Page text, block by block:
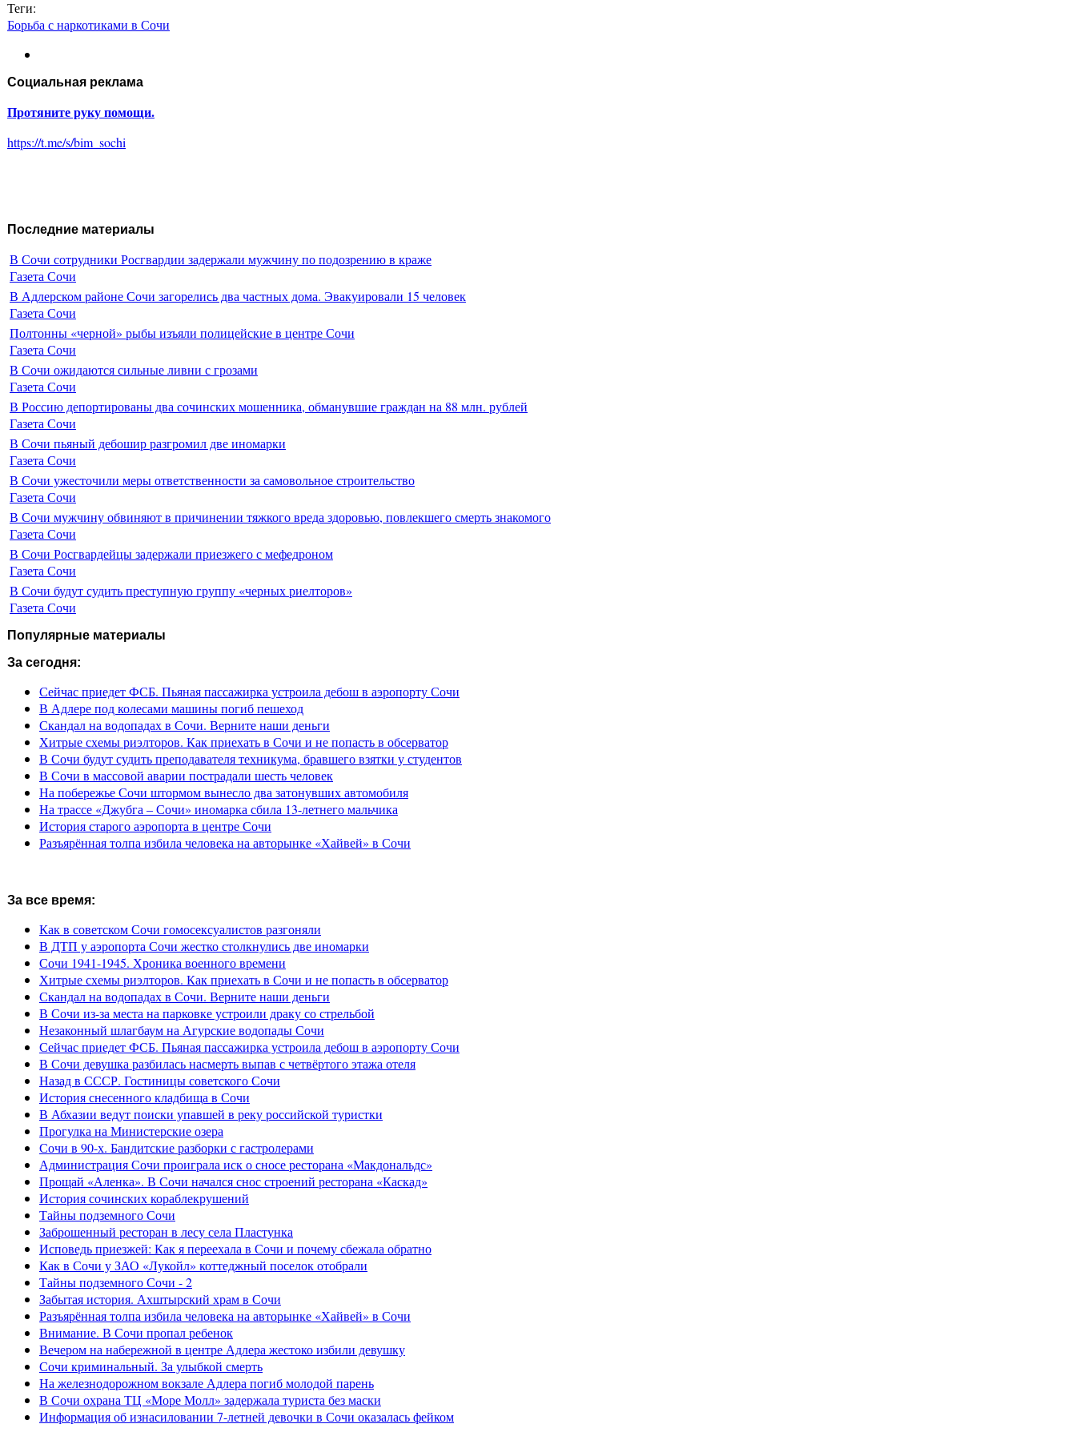
Теги:
Борьба с наркотиками в Сочи
Социальная реклама
Протяните руку помощи.
https://t.me/s/bim_sochi
Последние материалы
В Сочи сотрудники Росгвардии задержали мужчину по подозрению в краже
Газета Сочи
В Адлерском районе Сочи загорелись два частных дома. Эвакуировали 15 человек
Газета Сочи
Полтонны «черной» рыбы изъяли полицейские в центре Сочи
Газета Сочи
В Сочи ожидаются сильные ливни с грозами
Газета Сочи
В Россию депортированы два сочинских мошенника, обманувшие граждан на 88 млн. рублей
Газета Сочи
В Сочи пьяный дебошир разгромил две иномарки
Газета Сочи
В Сочи ужесточили меры ответственности за самовольное строительство
Газета Сочи
В Сочи мужчину обвиняют в причинении тяжкого вреда здоровью, повлекшего смерть знакомого
Газета Сочи
В Сочи Росгвардейцы задержали приезжего с мефедроном
Газета Сочи
В Сочи будут судить преступную группу «черных риелторов»
Газета Сочи
Популярные материалы
За сегодня:
Сейчас приедет ФСБ. Пьяная пассажирка устроила дебош в аэропорту Сочи
В Адлере под колесами машины погиб пешеход
Скандал на водопадах в Сочи. Верните наши деньги
Хитрые схемы риэлторов. Как приехать в Сочи и не попасть в обсерватор
В Сочи будут судить преподавателя техникума, бравшего взятки у студентов
В Сочи в массовой аварии пострадали шесть человек
На побережье Сочи штормом вынесло два затонувших автомобиля
На трассе «Джубга – Сочи» иномарка сбила 13-летнего мальчика
История старого аэропорта в центре Сочи
Разъярённая толпа избила человека на авторынке «Хайвей» в Сочи
За все время:
Как в советском Сочи гомосексуалистов разгоняли
В ДТП у аэропорта Сочи жестко столкнулись две иномарки
Сочи 1941-1945. Хроника военного времени
Хитрые схемы риэлторов. Как приехать в Сочи и не попасть в обсерватор
Скандал на водопадах в Сочи. Верните наши деньги
В Сочи из-за места на парковке устроили драку со стрельбой
Незаконный шлагбаум на Агурские водопады Сочи
Сейчас приедет ФСБ. Пьяная пассажирка устроила дебош в аэропорту Сочи
В Сочи девушка разбилась насмерть выпав с четвёртого этажа отеля
Назад в СССР. Гостиницы советского Сочи
История снесенного кладбища в Сочи
В Абхазии ведут поиски упавшей в реку российской туристки
Прогулка на Министерские озера
Сочи в 90-х. Бандитские разборки с гастролерами
Администрация Сочи проиграла иск о сносе ресторана «Макдональдс»
Прощай «Аленка». В Сочи начался снос строений ресторана «Каскад»
История сочинских кораблекрушений
Тайны подземного Сочи
Заброшенный ресторан в лесу села Пластунка
Исповедь приезжей: Как я переехала в Сочи и почему сбежала обратно
Как в Сочи у ЗАО «Лукойл» коттеджный поселок отобрали
Тайны подземного Сочи - 2
Забытая история. Ахштырский храм в Сочи
Разъярённая толпа избила человека на авторынке «Хайвей» в Сочи
Внимание. В Сочи пропал ребенок
Вечером на набережной в центре Адлера жестоко избили девушку
Сочи криминальный. За улыбкой смерть
На железнодорожном вокзале Адлера погиб молодой парень
В Сочи охрана ТЦ «Море Молл» задержала туриста без маски
Информация об изнасиловании 7-летней девочки в Сочи оказалась фейком